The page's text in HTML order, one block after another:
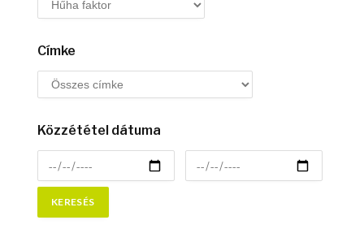
Címke
Közzététel dátuma